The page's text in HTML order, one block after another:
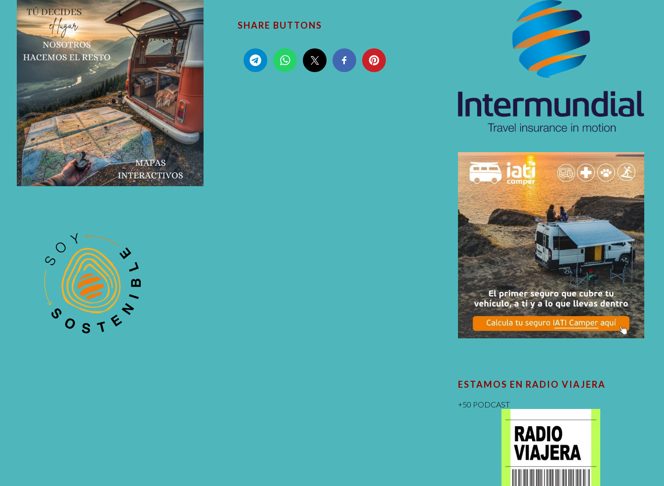
SHARE BUTTONS
ESTAMOS EN RADIO VIAJERA
+50 PODCAST